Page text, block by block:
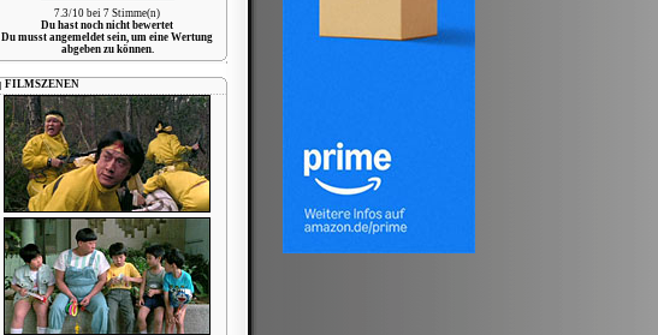
7.3/10 bei 7 Stimme(n)
Du hast noch nicht bewertet
Du musst angemeldet sein, um eine Wertung
abgeben zu können.
FILMSZENEN